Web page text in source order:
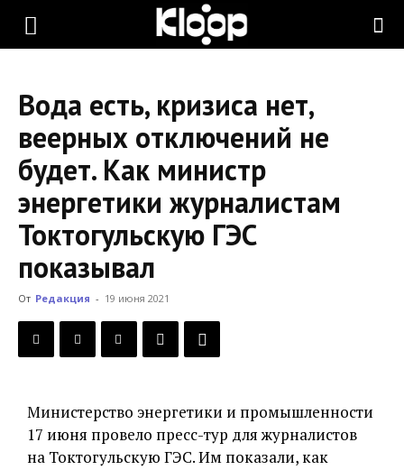
KLOOP.KG
Новости
Кыргызстана
Вода есть, кризиса нет,
веерных отключений не
будет. Как министр
энергетики журналистам
Токтогульскую ГЭС
показывал
От Редакция - 19 июня 2021
Министерство энергетики и промышленности
17 июня провело пресс-тур для журналистов
на Токтогульскую ГЭС. Им показали, как